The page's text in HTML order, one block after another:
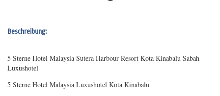
Beschreibung:
5 Sterne Hotel Malaysia Sutera Harbour Resort Kota Kinabalu Sabah
Luxushotel
5 Sterne Hotel Malaysia Luxushotel Kota Kinabalu